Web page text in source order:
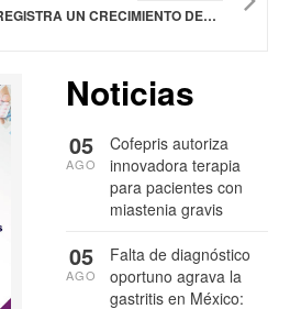
SIEMENS HEALTHINEERS REGISTRA UN CRECIMIENTO DEL 5.9% EN INGRESOS GLOBALES
Noticias
Cofepris autoriza
innovadora terapia
para pacientes con
miastenia gravis
05
AGO
Falta de diagnóstico
oportuno agrava la
gastritis en México:
05
AGO